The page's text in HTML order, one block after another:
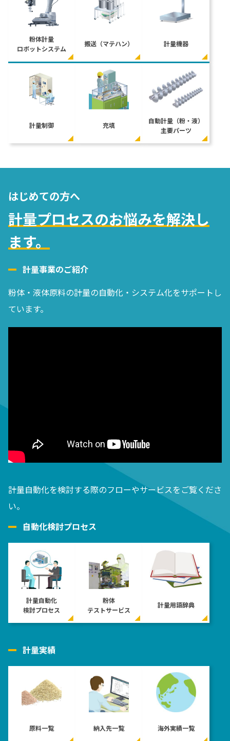
粉体計量
ロボットシステム
搬送（マテハン） 計量機器
計量制御 充填
自動計量（粉・液）
主要パーツ
はじめての方へ
計量プロセスのお悩みを解決し
ます。
計量事業のご紹介
粉体・液体原料の計量の自動化・システム化をサポートし
ています。
計量自動化を検討する際のフローやサービスをご覧くださ
い。
自動化検討プロセス
計量自動化
検討プロセス
粉体
テストサービス
計量用語辞典
計量実績
原料一覧 納入先一覧 海外実績一覧